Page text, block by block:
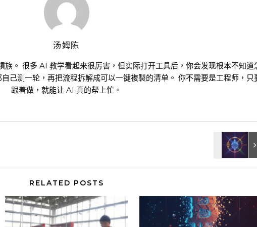
汤姆陈
。 很多 AI 教学看起来很厉害，但实际打开工具后，你会发现根本不知道
己测一轮，再把流程拆解成可以一键複製的清单。 你不需要是工程师，只
跟着做，就能让 AI 真的帮上忙。
RELATED POSTS